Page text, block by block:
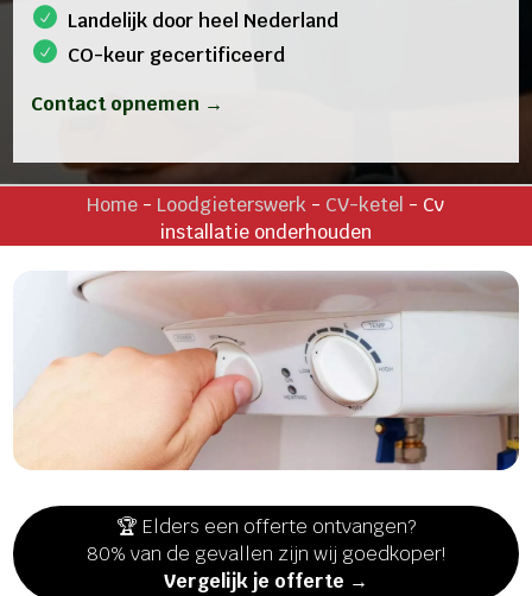
Landelijk door heel Nederland
CO-keur gecertificeerd
Contact opnemen →
Home - Loodgieterswerk - CV-ketel - Cv
installatie onderhouden
🏆 Elders een offerte ontvangen?
80% van de gevallen zijn wij goedkoper!
Vergelijk je offerte →